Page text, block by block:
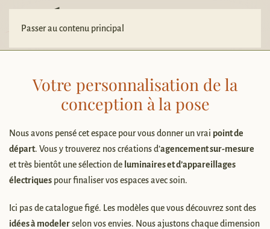
Passer au contenu principal
Votre personnalisation de la
conception à la pose
Nous avons pensé cet espace pour vous donner un vrai point de
départ. Vous y trouverez nos créations d’agencement sur-mesure
et très bientôt une sélection de luminaires et d’appareillages
électriques pour finaliser vos espaces avec soin.
Ici pas de catalogue figé. Les modèles que vous découvrez sont des
idées à modelerselon vos envies. Nous ajustons chaque dimension